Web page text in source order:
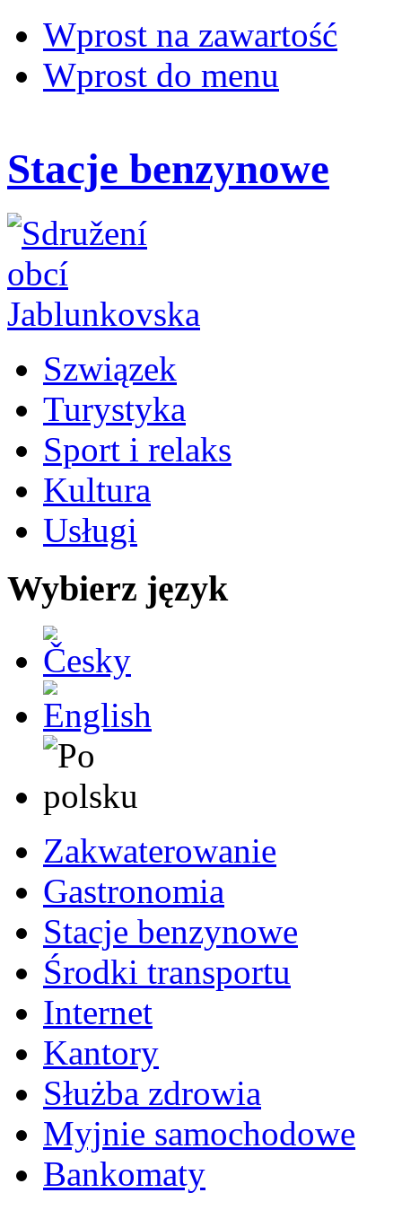
Wprost na zawartość
Wprost do menu
Stacje benzynowe
Szwiązek
Turystyka
Sport i relaks
Kultura
Usługi
Wybierz język
Zakwaterowanie
Gastronomia
Stacje benzynowe
Środki transportu
Internet
Kantory
Służba zdrowia
Myjnie samochodowe
Bankomaty